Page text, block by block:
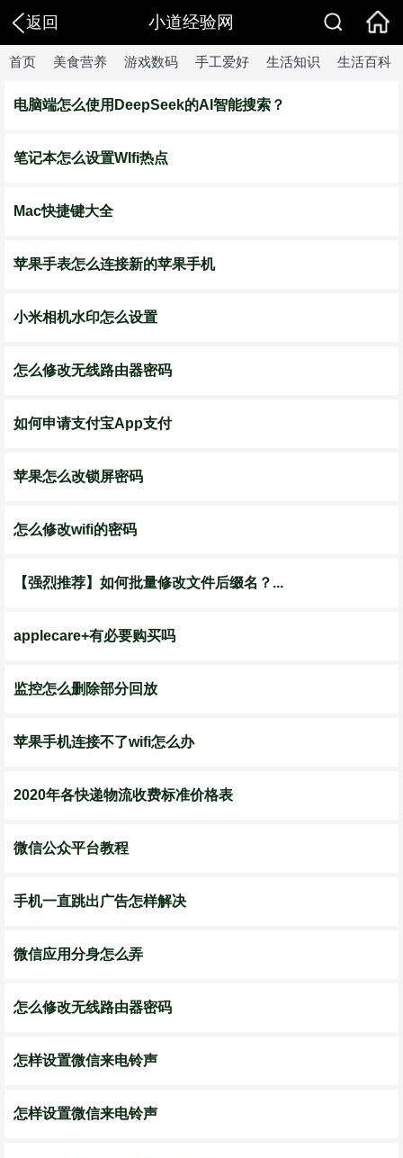
返回 小道经验网
首页 美食营养 游戏数码 手工爱好 生活知识 生活百科
电脑端怎么使用DeepSeek的AI智能搜索？
笔记本怎么设置WIfi热点
Mac快捷键大全
苹果手表怎么连接新的苹果手机
小米相机水印怎么设置
怎么修改无线路由器密码
如何申请支付宝App支付
苹果怎么改锁屏密码
怎么修改wifi的密码
【强烈推荐】如何批量修改文件后缀名？...
applecare+有必要购买吗
监控怎么删除部分回放
苹果手机连接不了wifi怎么办
2020年各快递物流收费标准价格表
微信公众平台教程
手机一直跳出广告怎样解决
微信应用分身怎么弄
怎么修改无线路由器密码
怎样设置微信来电铃声
怎样设置微信来电铃声